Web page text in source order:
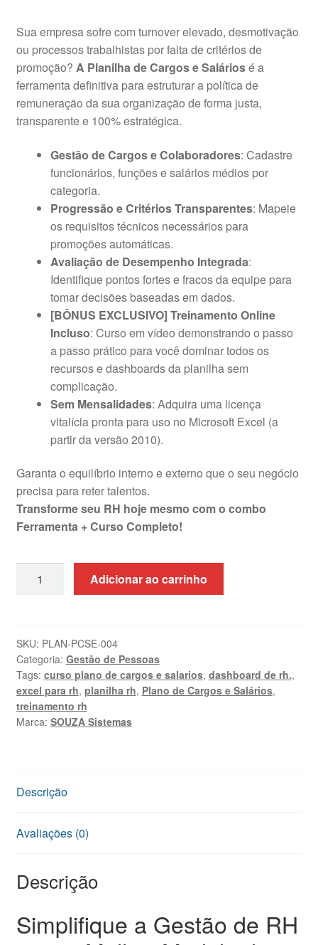
original
era:
R$69,90.
atual
é:
R$39,90.
Sua empresa sofre com turnover elevado, desmotivação
ou processos trabalhistas por falta de critérios de
promoção? A Planilha de Cargos e Saláriosé a
ferramenta definitiva para estruturar a política de
remuneração da sua organização de forma justa,
transparente e 100% estratégica.
Gestão de Cargos e Colaboradores: Cadastre
funcionários, funções e salários médios por
categoria.
Progressão e Critérios Transparentes: Mapeie
os requisitos técnicos necessários para
promoções automáticas.
Avaliação de Desempenho Integrada:
Identifique pontos fortes e fracos da equipe para
tomar decisões baseadas em dados.
[BÔNUS EXCLUSIVO] Treinamento Online
Incluso: Curso em vídeo demonstrando o passo
a passo prático para você dominar todos os
recursos e dashboards da planilha sem
complicação.
Sem Mensalidades: Adquira uma licença
vitalícia pronta para uso no Microsoft Excel (a
partir da versão 2010).
Garanta o equilíbrio interno e externo que o seu negócio
precisa para reter talentos.
Transforme seu RH hoje mesmo com o combo
Ferramenta + Curso Completo!
Salários
Excel
com
Curso
quantidade
Adicionar ao carrinho
SKU: PLAN-PCSE-004
Categoria: Gestão de Pessoas
Tags: curso plano de cargos e salarios, dashboard de rh.,
excel para rh, planilha rh, Plano de Cargos e Salários,
treinamento rh
Marca: SOUZA Sistemas
Descrição
Avaliações (0)
Descrição
Simplifique a Gestão de RH